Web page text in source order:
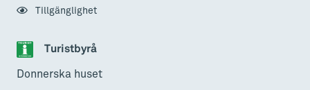
Turistbyrå
Donnerska huset
Tillgänglighet